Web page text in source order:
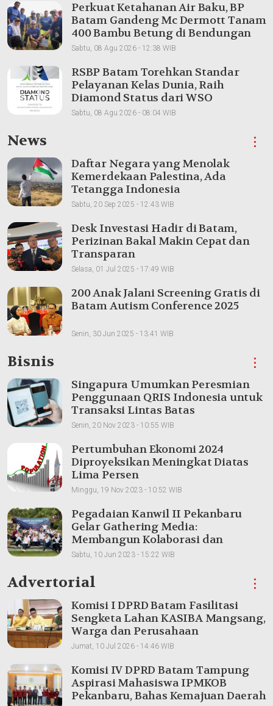
Perkuat Ketahanan Air Baku, BP
Batam Gandeng Mc Dermott Tanam
400 Bambu Betung di Bendungan
Sei Nongsa
Sabtu, 08 Agu 2026 - 12:38 WIB
RSBP Batam Torehkan Standar
Pelayanan Kelas Dunia, Raih
Diamond Status dari WSO
Sabtu, 08 Agu 2026 - 08:04 WIB
News ⋮
Daftar Negara yang Menolak
Kemerdekaan Palestina, Ada
Tetangga Indonesia
Sabtu, 20 Sep 2025 - 12:43 WIB
Desk Investasi Hadir di Batam,
Perizinan Bakal Makin Cepat dan
Transparan
Selasa, 01 Jul 2025 - 17:49 WIB
200 Anak Jalani Screening Gratis di
Batam Autism Conference 2025
Senin, 30 Jun 2025 - 13:41 WIB
Bisnis ⋮
Singapura Umumkan Peresmian
Penggunaan QRIS Indonesia untuk
Transaksi Lintas Batas
Senin, 20 Nov 2023 - 10:55 WIB
Pertumbuhan Ekonomi 2024
Diproyeksikan Meningkat Diatas
Lima Persen
Minggu, 19 Nov 2023 - 10:52 WIB
Pegadaian Kanwil II Pekanbaru
Gelar Gathering Media:
Membangun Kolaborasi dan
Meningkatkan Pemahaman Produk
Sabtu, 10 Jun 2023 - 15:22 WIB
Advertorial ⋮
Komisi I DPRD Batam Fasilitasi
Sengketa Lahan KASIBA Mangsang,
Warga dan Perusahaan
Dipertemukan
Jumat, 10 Jul 2026 - 14:46 WIB
Komisi IV DPRD Batam Tampung
Aspirasi Mahasiswa IPMKOB
Pekanbaru, Bahas Kemajuan Daerah